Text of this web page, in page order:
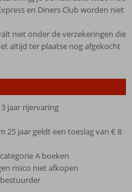
en Diners Club worden niet
niet onder de verzekeringen die
altijd ter plaatse nog afgekocht
jaar rijervaring
25 jaar geldt een toeslag van € 8
A boeken
risico niet afkopen